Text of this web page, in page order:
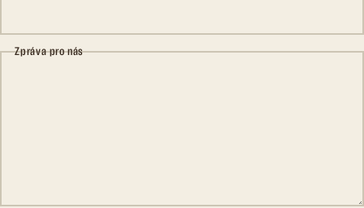
Zpráva pro nás